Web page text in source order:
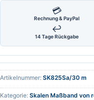
💳
Rechnung & PayPal
↩
14 Tage Rückgabe
Artikelnummer: SK825Sa/30 m
Kategorie: Skalen Maßband von